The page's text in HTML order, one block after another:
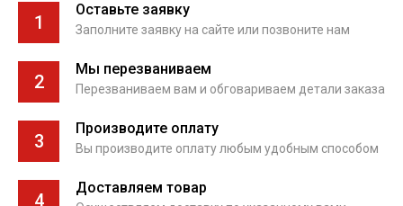
1
Оставьте заявку
Заполните заявку на сайте или позвоните нам
2
Мы перезваниваем
Перезваниваем вам и обговариваем детали заказа
3
Производите оплату
Вы производите оплату любым удобным способом
4
Доставляем товар